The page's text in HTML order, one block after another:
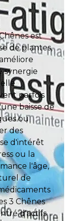
est
de plantes,
synergie
parfois
baisse de
ou
des
d'intérêt
ou la
l'âge,
de
3 Chênes
d'actifs